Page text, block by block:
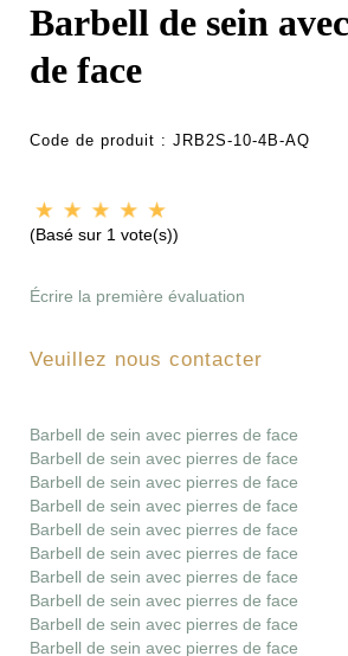
Barbell de sein
de face
Code de produit : JRB2S-10-4B-AQ
(Basé sur 1 vote(s))
Écrire la première évaluation
Veuillez nous contacter
Barbell de sein avec pierres de face
Barbell de sein avec pierres de face
Barbell de sein avec pierres de face
Barbell de sein avec pierres de face
Barbell de sein avec pierres de face
Barbell de sein avec pierres de face
Barbell de sein avec pierres de face
Barbell de sein avec pierres de face
Barbell de sein avec pierres de face
Barbell de sein avec pierres de face